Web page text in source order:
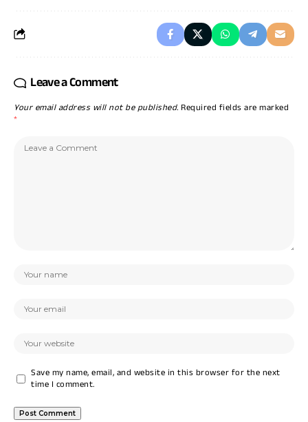
Leave a Comment
Your email address will not be published. Required fields are marked
*
Save my name, email, and website in this browser for the next
time I comment.